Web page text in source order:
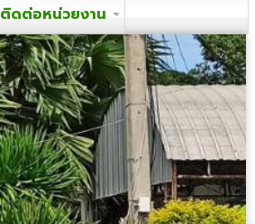
ติดต่อหน่วยงาน